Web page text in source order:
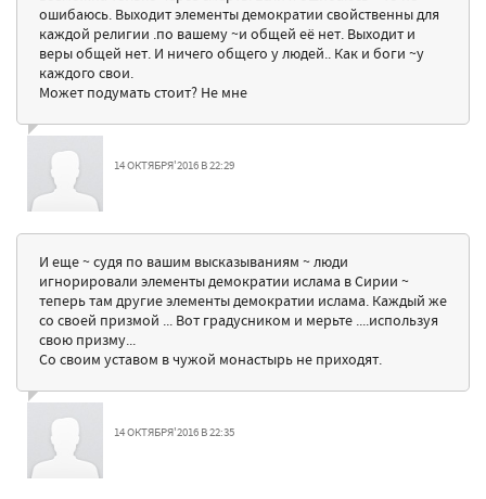
ошибаюсь. Выходит элементы демократии свойственны для
каждой религии .по вашему ~и общей её нет. Выходит и
веры общей нет. И ничего общего у людей.. Как и боги ~у
каждого свои.
Может подумать стоит? Не мне
14 ОКТЯБРЯ'2016 В 22:29
И еще ~ судя по вашим высказываниям ~ люди
игнорировали элементы демократии ислама в Сирии ~
теперь там другие элементы демократии ислама. Каждый же
со своей призмой ... Вот градусником и мерьте ....используя
свою призму...
Со своим уставом в чужой монастырь не приходят.
14 ОКТЯБРЯ'2016 В 22:35